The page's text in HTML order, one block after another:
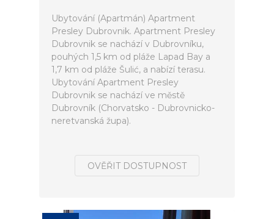
Ubytování (Apartmán) Apartment
Presley Dubrovnik. Apartment Presley
Dubrovnik se nachází v Dubrovníku,
pouhých 1,5 km od pláže Lapad Bay a
1,7 km od pláže Šulić, a nabízí terasu.
Ubytování Apartment Presley
Dubrovnik se nachází ve městě
Dubrovník (Chorvatsko - Dubrovnicko-
neretvanská župa).
OVĚŘIT DOSTUPNOST